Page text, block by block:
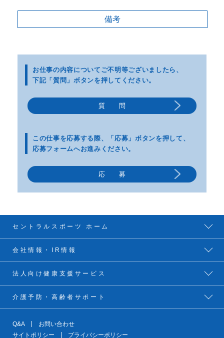
備考
お仕事の内容についてご不明等ございましたら、
下記「質問」ボタンを押してください。
この仕事を応募する際、
「応募」ボタンを押して、
応募フォームへお進みください。
質 問
応 募
セントラルスポーツ ホーム
会社情報・IR情報
法人向け健康支援サービス
介護予防・高齢者サポート
Q&A
お問い合わせ
サイトポリシー
プライバシーポリシー